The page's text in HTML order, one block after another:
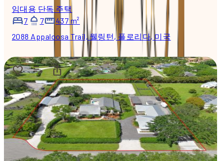
임대용 단독 주택
7
7
437 m²
2088 Appaloosa Trail, 웰링턴, 플로리다, 미국